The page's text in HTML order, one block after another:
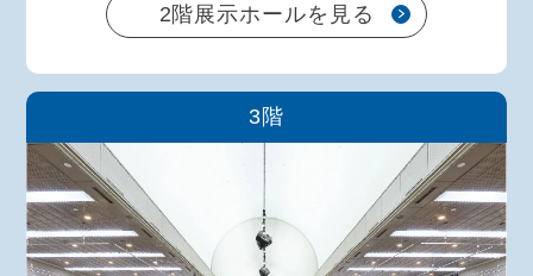
2階展示ホールを見る
3階